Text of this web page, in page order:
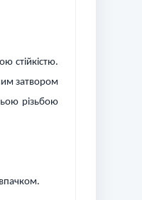
стійкістю.
затвором
різьбою